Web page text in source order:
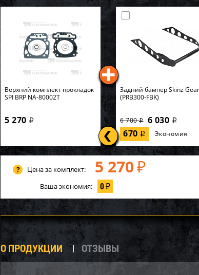
Верхний комплект прокладок
SPI BRP NA-80002T
5 270 i
Задний бампер Skinz Gear
(PRB300-FBK)
6 700i 6 030 i
670 i Экономия
Цена за комплект: 5 270 ₽
Ваша экономия: 0₽
О ПРОДУКЦИИ ОТЗЫВЫ